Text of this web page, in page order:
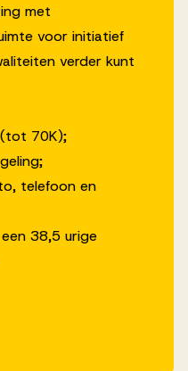
met
voor initiatief
verder kunt
70K);
telefoon en
38,5 urige